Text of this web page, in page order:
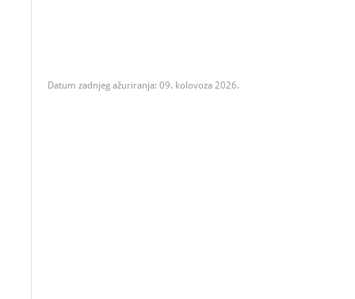
Datum zadnjeg ažuriranja: 09. kolovoza 2026.